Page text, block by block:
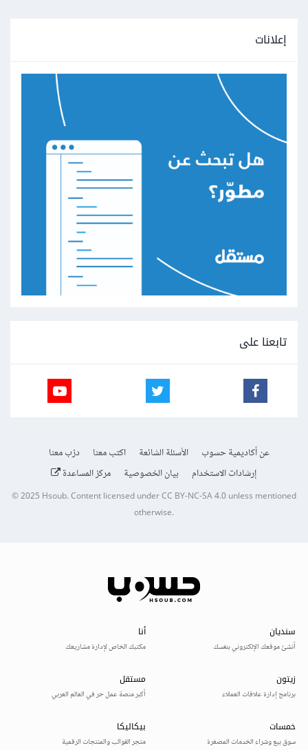
إعلانات
تابعنا على
عن أكاديمية حسوب الأسئلة الشائعة اكتب معنا
درّب معنا
إرشادات الاستخدام
بيان الخصوصية مركز المساعدة
© 2025Hsoub.Content licensed underCC BY-NC-SA 4.0unless mentioned
otherwise.